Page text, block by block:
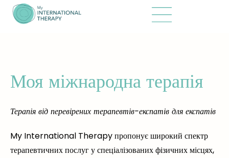
Моя міжнародна терапія
Терапія від перевірених терапевтів-експатів для експатів
My International Therapy пропонує широкий спектр
терапевтичних послуг у спеціалізованих фізичних місцях,